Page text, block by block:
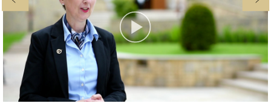
Play
Video